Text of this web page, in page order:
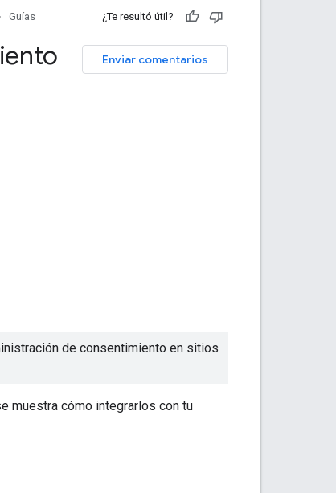
Guías ¿Te resultó útil?
Enviar comentarios
de consentimiento en sitios
muestra cómo integrarlos con tu